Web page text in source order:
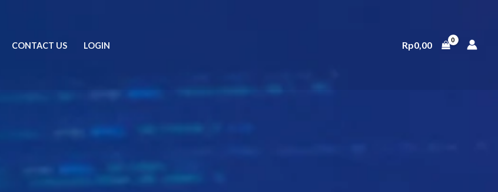
CONTACT US LOGIN Rp0,00